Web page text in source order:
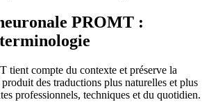
PROMT :
compte du contexte et préserve la
des traductions plus naturelles et plus
professionnels, techniques et du quotidien.